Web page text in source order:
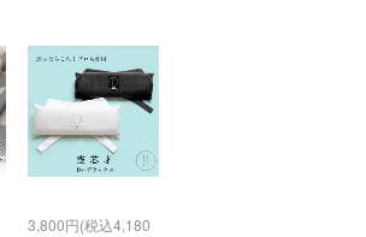
3,800円(税込4,180